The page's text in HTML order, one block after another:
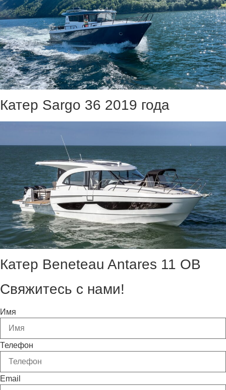
Катер Sargo 36 2019 года
Катер Beneteau Antares 11 OB
Свяжитесь с нами!
Имя
Телефон
Email